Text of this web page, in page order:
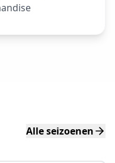
Alle seizoenen